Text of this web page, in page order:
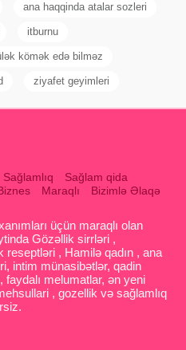
ana haqqinda atalar sozleri
itburnu
kömək edə bilməz
ziyafet geyimleri
Sağlamlıq
Sağlam qida
Maraqlı Bizimlə Əlaqə
üçün maraqlı olan
Gözəllik sirrləri ,
reseptləri , Hamilə qadın , ana
intim münasibətlər, qadin
faydalı melumatlar, ən yeni
, gozellik və sağlamlıq